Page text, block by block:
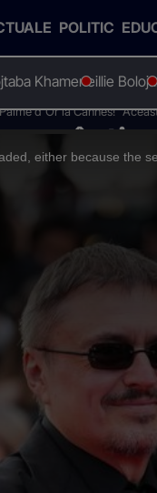
POLITIC
KhameneiIlie
d'Or la Cannes!
a
either because the